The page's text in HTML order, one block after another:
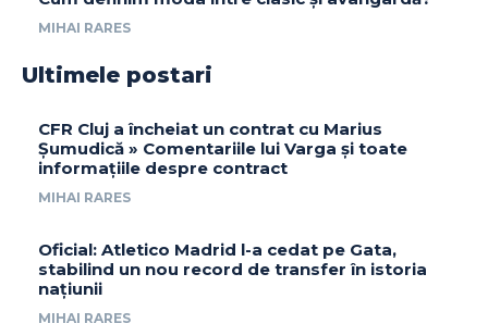
MIHAI RARES
Ultimele postari
CFR Cluj a încheiat un contrat cu Marius
Șumudică » Comentariile lui Varga și toate
informațiile despre contract
MIHAI RARES
Oficial: Atletico Madrid l-a cedat pe Gata,
stabilind un nou record de transfer în istoria
națiunii
MIHAI RARES